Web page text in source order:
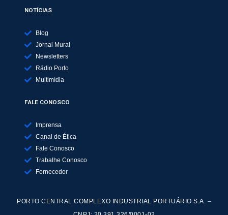
NOTÍCIAS
Blog
Jornal Mural
Newsletters
Rádio Porto
Multimídia
FALE CONOSCO
Imprensa
Canal de Ética
Fale Conosco
Trabalhe Conosco
Fornecedor
PORTO CENTRAL COMPLEXO INDUSTRIAL PORTUÁRIO S.A. –